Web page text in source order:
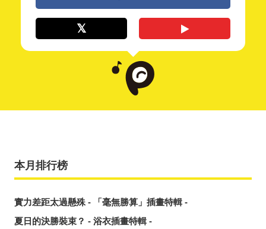
本月排行榜
實力差距太過懸殊 - 「毫無勝算」插畫特輯 -
夏日的決勝裝束？ - 浴衣插畫特輯 -